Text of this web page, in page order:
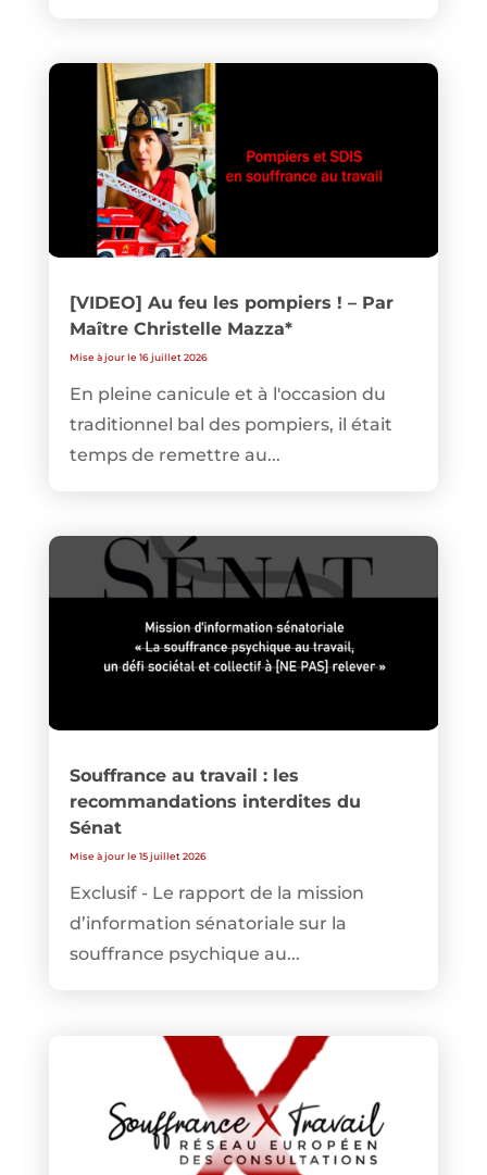
[VIDEO] Au feu les pompiers ! – Par
Maître Christelle Mazza*
Mise à jour le 16 juillet 2026
En pleine canicule et à l'occasion du
traditionnel bal des pompiers, il était
temps de remettre au...
Souffrance au travail : les
recommandations interdites du
Sénat
Mise à jour le 15 juillet 2026
Exclusif - Le rapport de la mission
d’information sénatoriale sur la
souffrance psychique au...